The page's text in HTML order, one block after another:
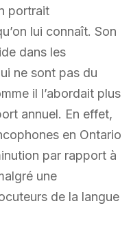
portrait
lui connaît. Son
dans les
ne sont pas du
il l’abordait plus
annuel. En effet,
en Ontario
par rapport à
une
de la langue